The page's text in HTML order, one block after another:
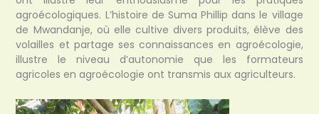
agroécologiques. L’histoire de Suma Phillip dans le village
de Mwandanje, où elle cultive divers produits, élève des
volailles et partage ses connaissances en agroécologie,
illustre le niveau d’autonomie que les formateurs
agricoles en agroécologie ont transmis aux agriculteurs.